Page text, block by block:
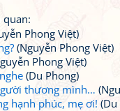
quan:
Phong Việt)
(Nguyễn Phong Việt)
Phong Việt)
(Du Phong)
thương mình…
hạnh phúc, mẹ ơi! (Du